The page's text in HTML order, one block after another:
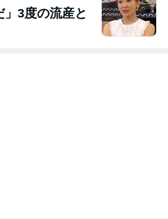
3度の流産と